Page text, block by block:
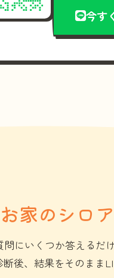
今す
お家のシロ
問にいくつか答えるだ
断後、結果をそのまま